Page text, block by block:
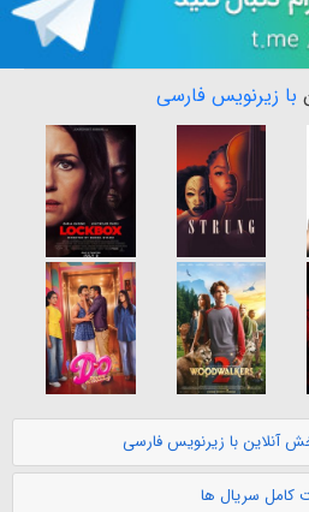
با زیرنویس فارسی
آنلاین با زیرنویس فارسی
کامل سریال ها